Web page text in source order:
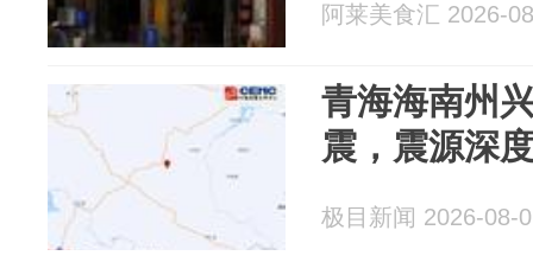
阿莱美食汇 2026-
青海海南州
震，震源深
极目新闻 2026-08-